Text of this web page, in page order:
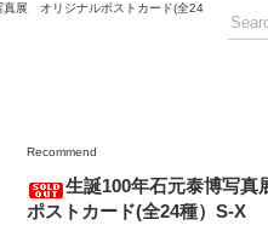
展 オリジナルポストカード(全24
Recommend
生誕100年石元泰博写
ポストカード(全24種）S-X